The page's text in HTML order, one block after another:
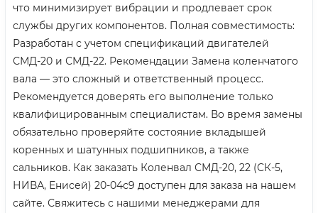
что минимизирует вибрации и продлевает срок
службы других компонентов. Полная совместимость:
Разработан с учетом спецификаций двигателей
СМД-20 и СМД-22. Рекомендации Замена коленчатого
вала — это сложный и ответственный процесс.
Рекомендуется доверять его выполнение только
квалифицированным специалистам. Во время замены
обязательно проверяйте состояние вкладышей
коренных и шатунных подшипников, а также
сальников. Как заказать Коленвал СМД-20, 22 (СК-5,
НИВА, Енисей) 20-04с9 доступен для заказа на нашем
сайте. Свяжитесь с нашими менеджерами для